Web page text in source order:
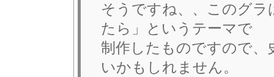
そうですね、、このグラ
たら」というテーマで
制作したものですので、
いかもしれません。